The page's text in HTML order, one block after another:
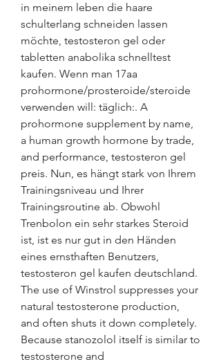
in meinem leben die haare
schulterlang schneiden lassen
möchte, testosteron gel oder
tabletten anabolika schnelltest
kaufen. Wenn man 17aa
prohormone/prosteroide/steroide
verwenden will: täglich:. A
prohormone supplement by name,
a human growth hormone by trade,
and performance, testosteron gel
preis. Nun, es hängt stark von Ihrem
Trainingsniveau und Ihrer
Trainingsroutine ab. Obwohl
Trenbolon ein sehr starkes Steroid
ist, ist es nur gut in den Händen
eines ernsthaften Benutzers,
testosteron gel kaufen deutschland.
The use of Winstrol suppresses your
natural testosterone production,
and often shuts it down completely.
Because stanozolol itself is similar to
testosterone and